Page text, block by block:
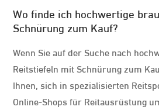
Wo finde ich hochwertige
Schnürung zum Kauf?
Wenn Sie auf der Suche nach
Reitstiefeln mit Schnürung zum
Ihnen, sich in spezialisierten
Online-Shops für Reitausrüstung